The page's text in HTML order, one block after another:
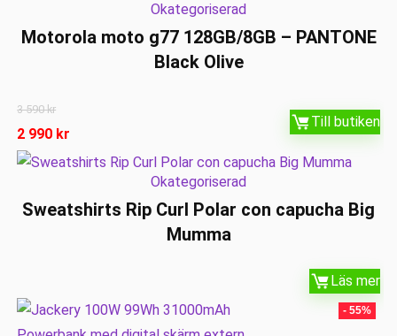
Okategoriserad
Motorola moto g77 128GB/8GB – PANTONE
Black Olive
3 590kr
2 990 kr
Till butiken
Okategoriserad
Sweatshirts Rip Curl Polar con capucha Big
Mumma
Läs mer
- 55%